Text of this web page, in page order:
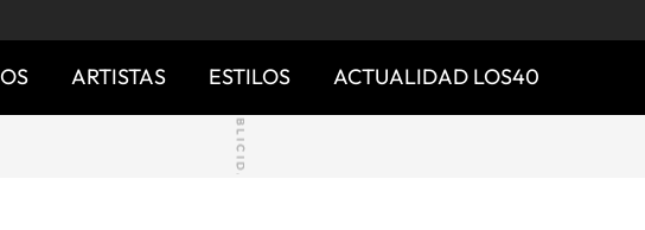
ARTISTAS ESTILOS ACTUALIDAD LOS40